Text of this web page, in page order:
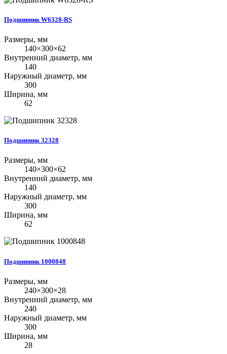
Подшипник W6328-RS
Размеры, мм
140×300×62
Внутренний диаметр, мм
140
Наружный диаметр, мм
300
Ширина, мм
62
Подшипник 32328
Размеры, мм
140×300×62
Внутренний диаметр, мм
140
Наружный диаметр, мм
300
Ширина, мм
62
Подшипник 1000848
Размеры, мм
240×300×28
Внутренний диаметр, мм
240
Наружный диаметр, мм
300
Ширина, мм
28